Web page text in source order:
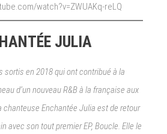
watch?v=ZWUAKq-reLQ
JULIA
sortis en 2018 qui ont contribué à la
d’un nouveau R&B à la française aux
Enchantée Julia est de retour
avec son tout premier EP, Boucle​. Elle le